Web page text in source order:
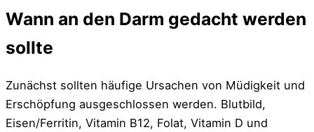
Wann an den Darm gedacht werden
sollte
Zunächst sollten häufige Ursachen von Müdigkeit und
Erschöpfung ausgeschlossen werden. Blutbild,
Eisen/Ferritin, Vitamin B12, Folat, Vitamin D und